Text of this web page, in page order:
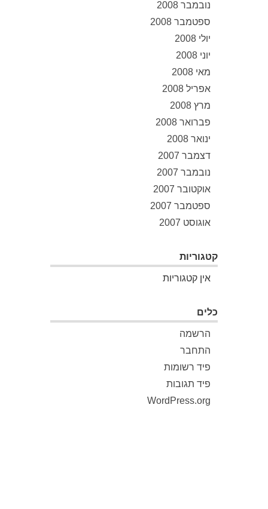
נובמבר 2008
ספטמבר 2008
יולי 2008
יוני 2008
מאי 2008
אפריל 2008
מרץ 2008
פברואר 2008
ינואר 2008
דצמבר 2007
נובמבר 2007
אוקטובר 2007
ספטמבר 2007
אוגוסט 2007
קטגוריות
אין קטגוריות
כלים
הרשמה
התחבר
פיד רשומות
פיד תגובות
WordPress.org